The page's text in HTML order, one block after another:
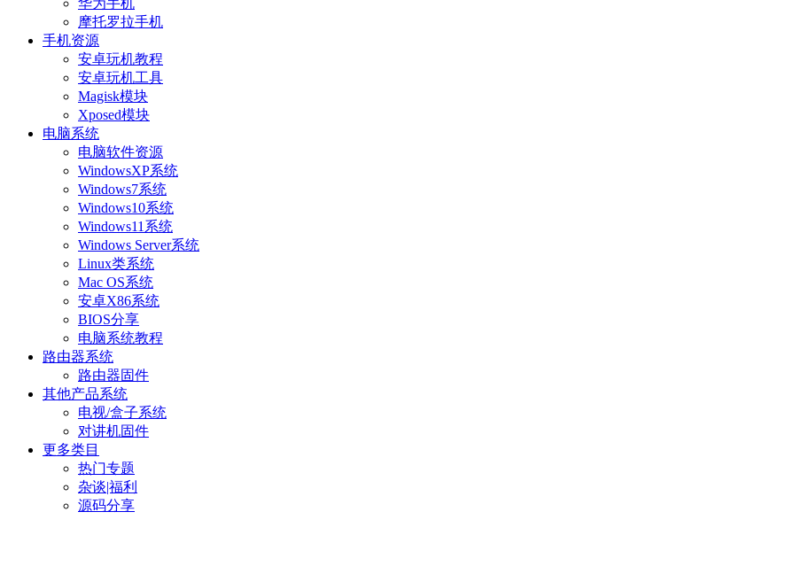
华为手机
摩托罗拉手机
手机资源
安卓玩机教程
安卓玩机工具
Magisk模块
Xposed模块
电脑系统
电脑软件资源
WindowsXP系统
Windows7系统
Windows10系统
Windows11系统
Windows Server系统
Linux类系统
Mac OS系统
安卓X86系统
BIOS分享
电脑系统教程
路由器系统
路由器固件
其他产品系统
电视/盒子系统
对讲机固件
更多类目
热门专题
杂谈|福利
源码分享